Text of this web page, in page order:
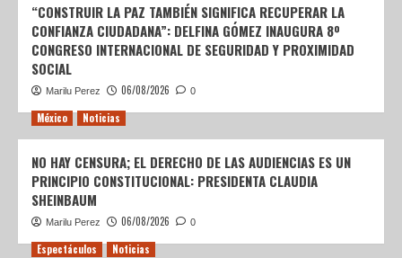
“CONSTRUIR LA PAZ TAMBIÉN SIGNIFICA RECUPERAR LA
CONFIANZA CIUDADANA”: DELFINA GÓMEZ INAUGURA 8º
CONGRESO INTERNACIONAL DE SEGURIDAD Y PROXIMIDAD
SOCIAL
Marilu Perez 06/08/2026 0
México Noticias
NO HAY CENSURA; EL DERECHO DE LAS AUDIENCIAS ES UN
PRINCIPIO CONSTITUCIONAL: PRESIDENTA CLAUDIA
SHEINBAUM
Marilu Perez 06/08/2026 0
Espectáculos Noticias